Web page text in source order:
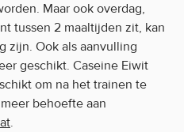
Maar ook overdag,
tussen 2 maaltijden zit, kan
zijn. Ook als aanvulling
geschikt. Caseine Eiwit
om na het trainen te
behoefte aan
.